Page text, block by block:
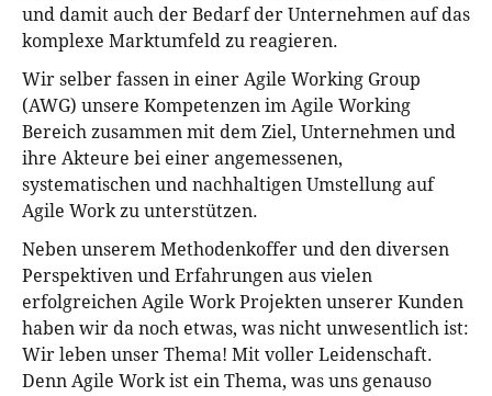
und damit auch der Bedarf der Unternehmen auf das
komplexe Marktumfeld zu reagieren.
Wir selber fassen in einer Agile Working Group
(AWG) unsere Kompetenzen im Agile Working
Bereich zusammen mit dem Ziel, Unternehmen und
ihre Akteure bei einer angemessenen,
systematischen und nachhaltigen Umstellung auf
Agile Work zu unterstützen.
Neben unserem Methodenkoffer und den diversen
Perspektiven und Erfahrungen aus vielen
erfolgreichen Agile Work Projekten unserer Kunden
haben wir da noch etwas, was nicht unwesentlich ist:
Wir leben unser Thema! Mit voller Leidenschaft.
Denn Agile Work ist ein Thema, was uns genauso